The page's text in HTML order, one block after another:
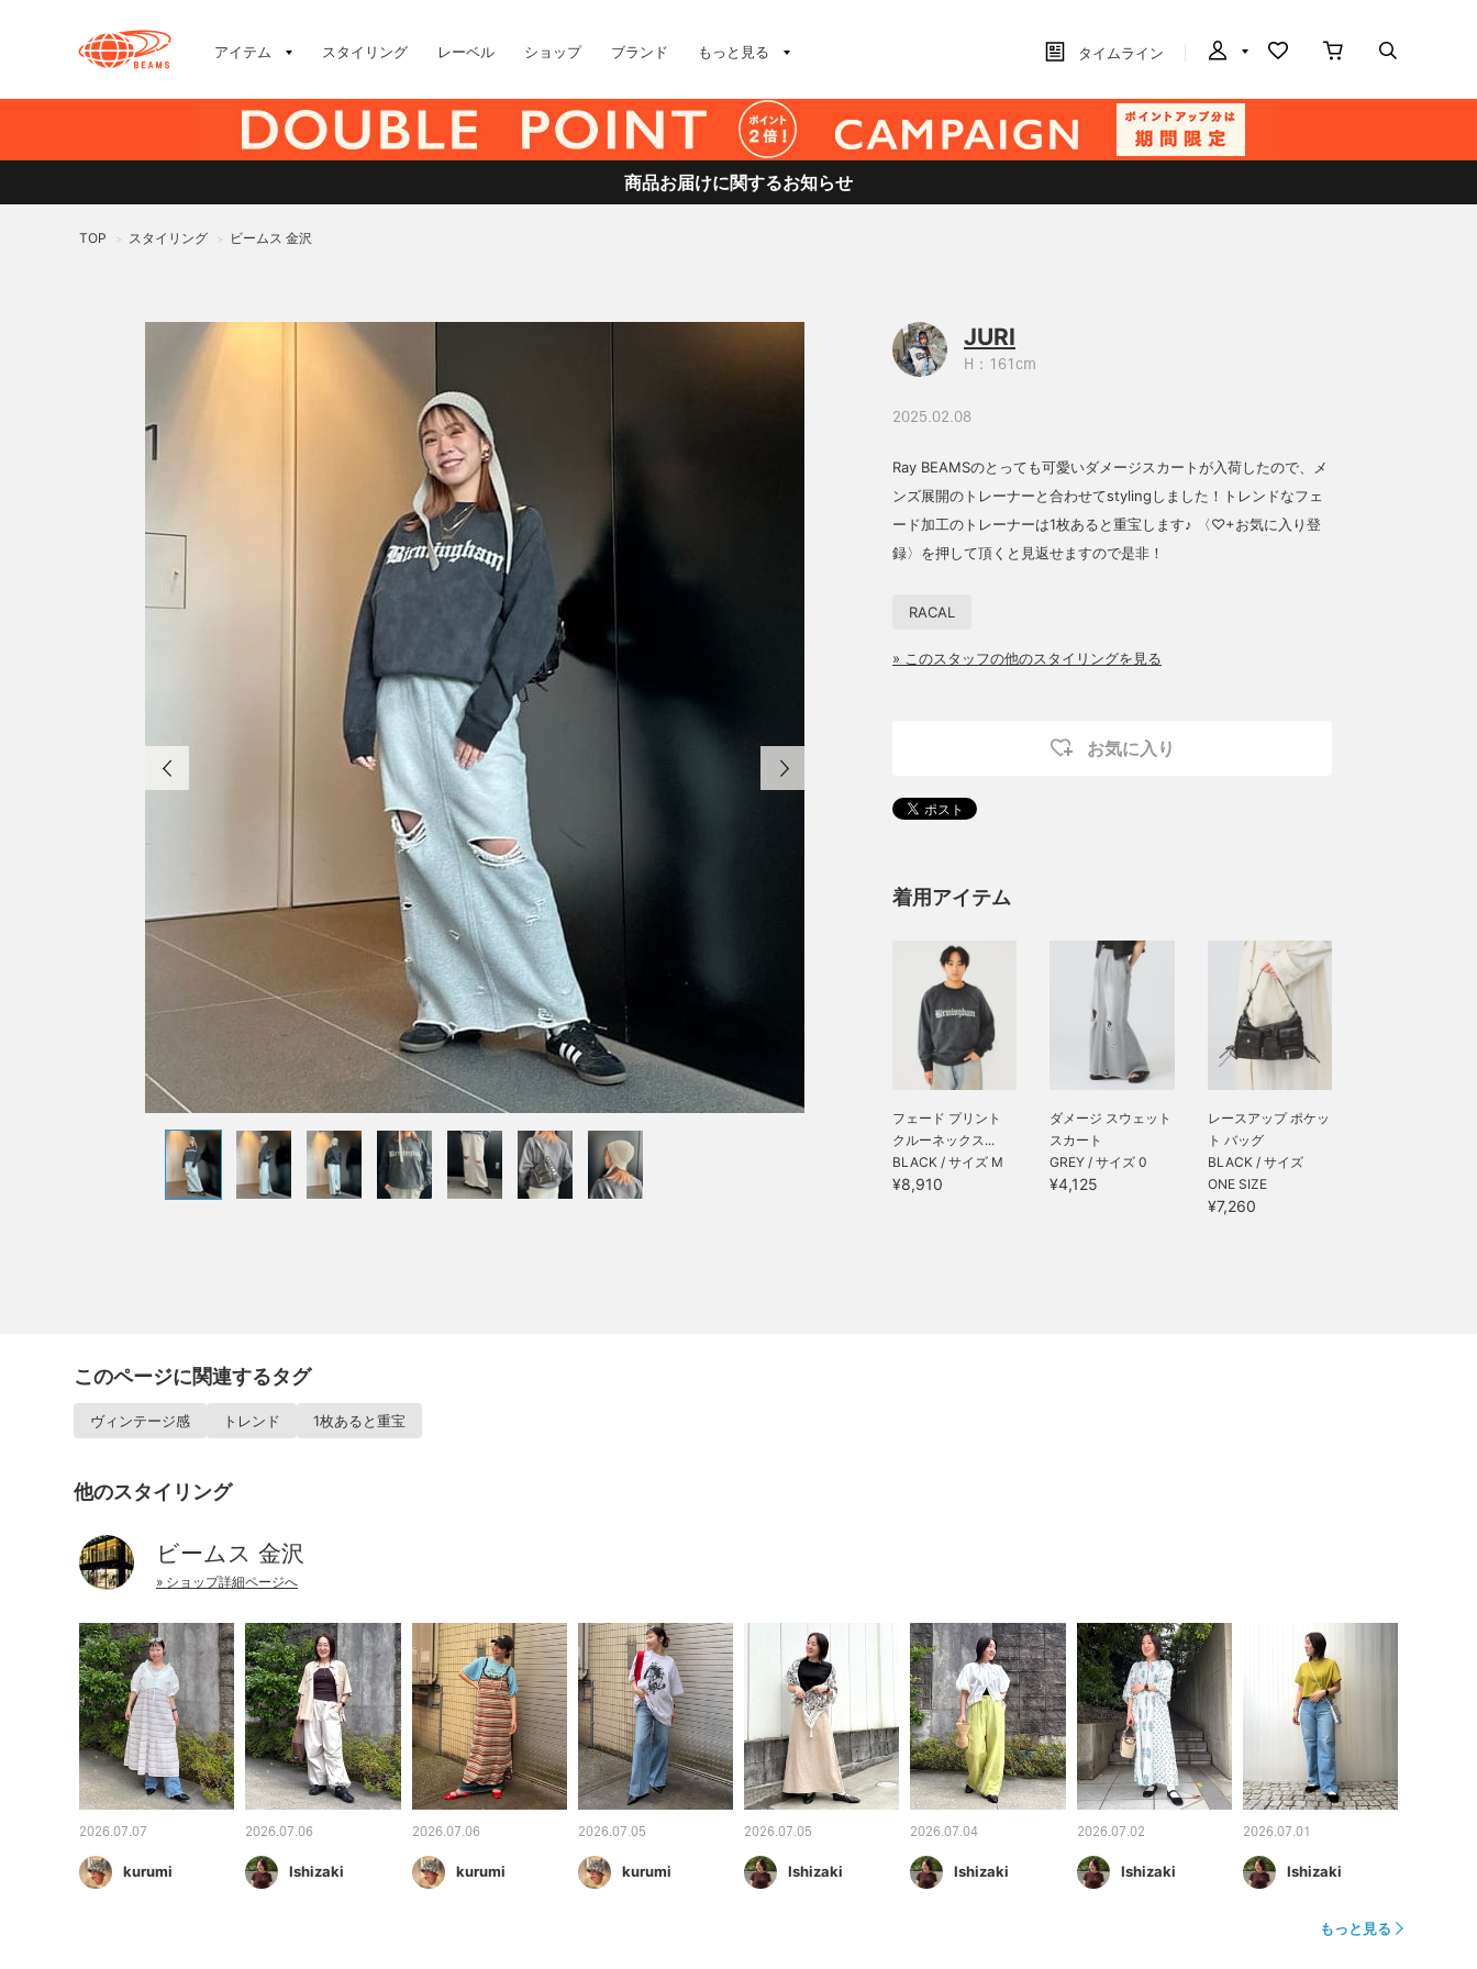
アイテム スタイリング レーベル ショップ ブランド もっと見る タイムライン
商品お届けに関するお知らせ
TOP > スタイリング > ビームス 金沢
JURI
H：161cm
2025.02.08
Ray BEAMSのとっても可愛いダメージスカートが入荷したので、メ
ンズ展開のトレーナーと合わせてstylingしました！トレンドなフェ
ード加工のトレーナーは1枚あると重宝します♪ 〈♡+お気に入り登
録〉を押して頂くと見返せますので是非！
RACAL
» このスタッフの他のスタイリングを見る
お気に入り
着用アイテム
フェード プリント
クルーネックス...
BLACK / サイズ M
¥8,910
ダメージ スウェット
スカート
GREY / サイズ 0
¥4,125
レースアップ ポケッ
ト バッグ
BLACK / サイズ
ONE SIZE
¥7,260
このページに関連するタグ
ヴィンテージ感 トレンド 1枚あると重宝
他のスタイリング
ビームス 金沢
» ショップ詳細ページへ
2026.07.07
kurumi
2026.07.06
Ishizaki
2026.07.06
kurumi
2026.07.05
kurumi
2026.07.05
Ishizaki
2026.07.04
Ishizaki
2026.07.02
Ishizaki
2026.07.01
Ishizaki
もっと見る